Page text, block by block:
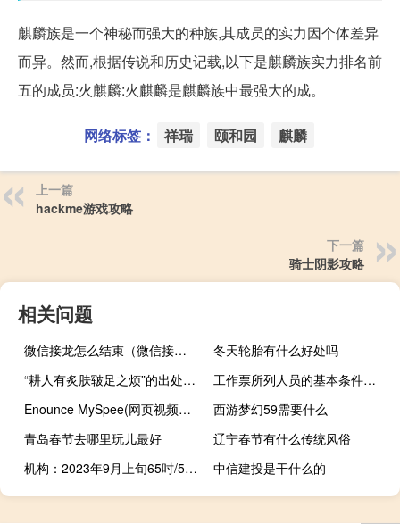
麒麟族是一个神秘而强大的种族,其成员的实力因个体差异
而异。然而,根据传说和历史记载,以下是麒麟族实力排名前
五的成员:火麒麟:火麒麟是麒麟族中最强大的成。
网络标签： 祥瑞 颐和园 麒麟
上一篇
hackme游戏攻略
下一篇
骑士阴影攻略
相关问题
微信接龙怎么结束（微信接龙）
冬天轮胎有什么好处吗
“耕人有炙肤皲足之烦”的出处是哪里
工作票所列人员的基本条件是什么（学会计的基本条件是什么）
Enounce MySpee(网页视频变速播放软件) V5.5.3.430 绿色破解版（Enounce MySpee(网页视频变速播放软件) V5.5.3.430 绿色破解版功能简介）
西游梦幻59需要什么
青岛春节去哪里玩儿最好
辽宁春节有什么传统风俗
机构：2023年9月上旬65吋/55吋电视面板均价续涨
中信建投是干什么的